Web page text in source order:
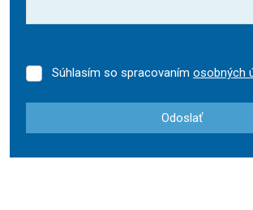
Súhlasím
spracovaním
Súhlasím so spracovaním osobných
Odoslať